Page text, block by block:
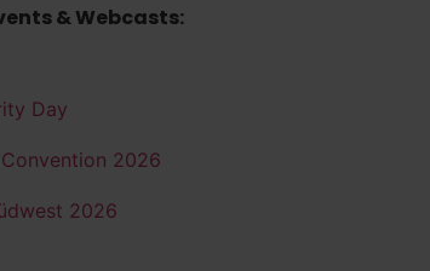
& Webcasts:
Day
2026
2026